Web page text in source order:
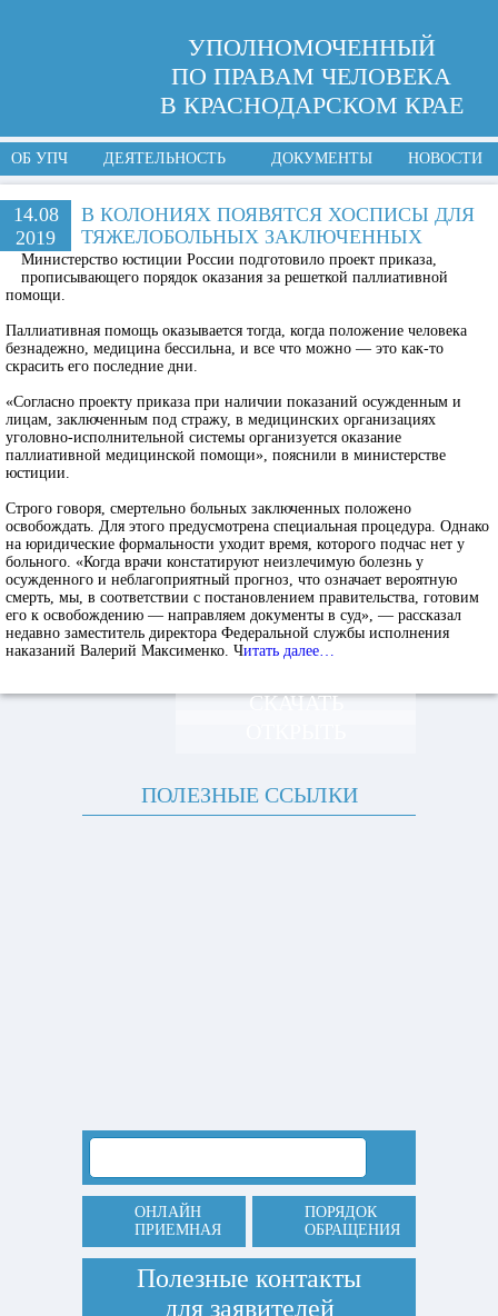
УПОЛНОМОЧЕННЫЙ
ПО ПРАВАМ ЧЕЛОВЕКА
В КРАСНОДАРСКОМ КРАЕ
ОБ УПЧ ДЕЯТЕЛЬНОСТЬ ДОКУМЕНТЫ НОВОСТИ
14.08
2019
В КОЛОНИЯХ ПОЯВЯТСЯ ХОСПИСЫ ДЛЯ
ТЯЖЕЛОБОЛЬНЫХ ЗАКЛЮЧЕННЫХ
Министерство юстиции России подготовило проект приказа,
прописывающего порядок оказания за решеткой паллиативной
помощи.
Паллиативная помощь оказывается тогда, когда положение человека
безнадежно, медицина бессильна, и все что можно — это как-то
скрасить его последние дни.
«Согласно проекту приказа при наличии показаний осужденным и
лицам, заключенным под стражу, в медицинских организациях
уголовно-исполнительной системы организуется оказание
паллиативной медицинской помощи», пояснили в министерстве
юстиции.
Строго говоря, смертельно больных заключенных положено
освобождать. Для этого предусмотрена специальная процедура. Однако
на юридические формальности уходит время, которого подчас нет у
больного. «Когда врачи констатируют неизлечимую болезнь у
осужденного и неблагоприятный прогноз, что означает вероятную
смерть, мы, в соответствии с постановлением правительства, готовим
его к освобождению — направляем документы в суд», — рассказал
недавно заместитель директора Федеральной службы исполнения
наказаний Валерий Максименко. Читать далее…
СКАЧАТЬ
ПОЛЕЗНЫЕ ССЫЛКИ
ОНЛАЙН
ПРИЕМНАЯ
ПОРЯДОК
ОБРАЩЕНИЯ
Полезные контакты
для заявителей